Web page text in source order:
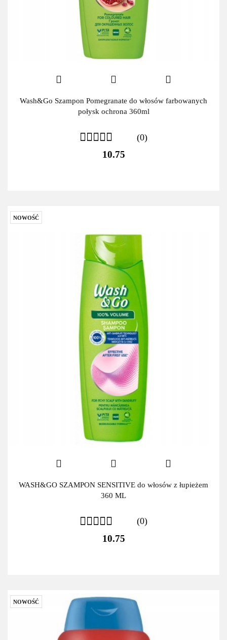
Wash&Go Szampon Pomegranate do włosów farbowanych
połysk ochrona 360ml
(0)
10.75
NOWOŚĆ
WASH&GO SZAMPON SENSITIVE do włosów z łupieżem
360 ML
(0)
10.75
NOWOŚĆ